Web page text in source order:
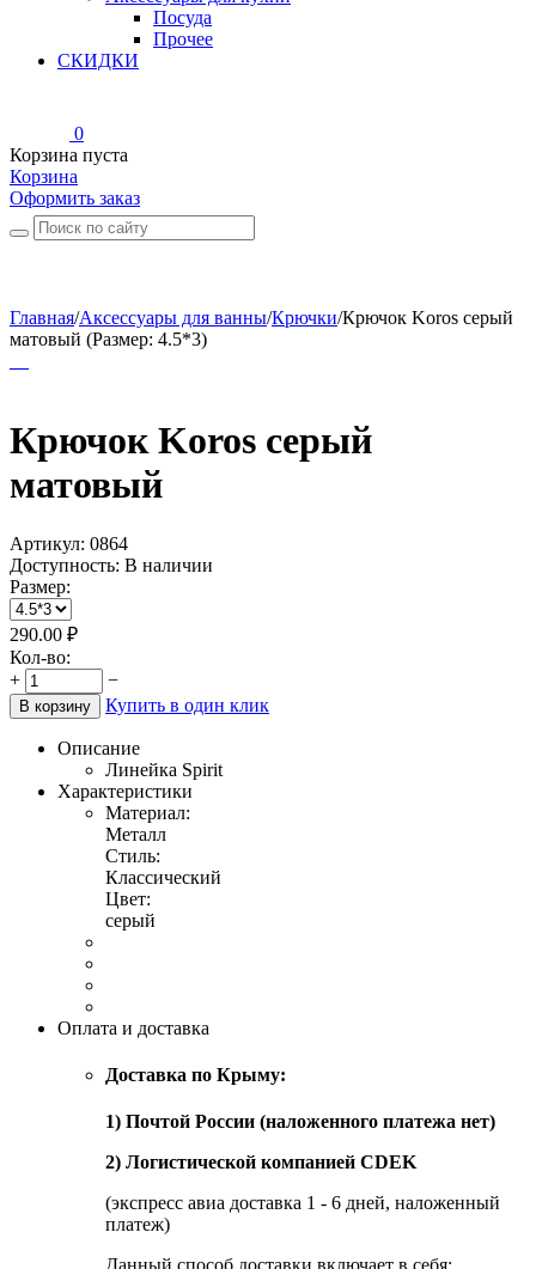
Посуда
Прочее
СКИДКИ
0
Корзина пуста
Корзина
Оформить заказ
Главная/Аксессуары для ванны/Крючки/Крючок Koros серый
матовый (Размер: 4.5*3)
Крючок Koros серый
матовый
Артикул: 0864
Доступность: В наличии
Размер:
290.00 ₽
Кол-во:
+
−
В корзину Купить в один клик
Описание
Линейка Spirit
Характеристики
Материал:
Металл
Стиль:
Классический
Цвет:
серый
Оплата и доставка
Доставка по Крыму:
1) Почтой России (наложенного платежа нет)
2) Логистической компанией CDEK
(экспресс авиа доставка 1 - 6 дней, наложенный
платеж)